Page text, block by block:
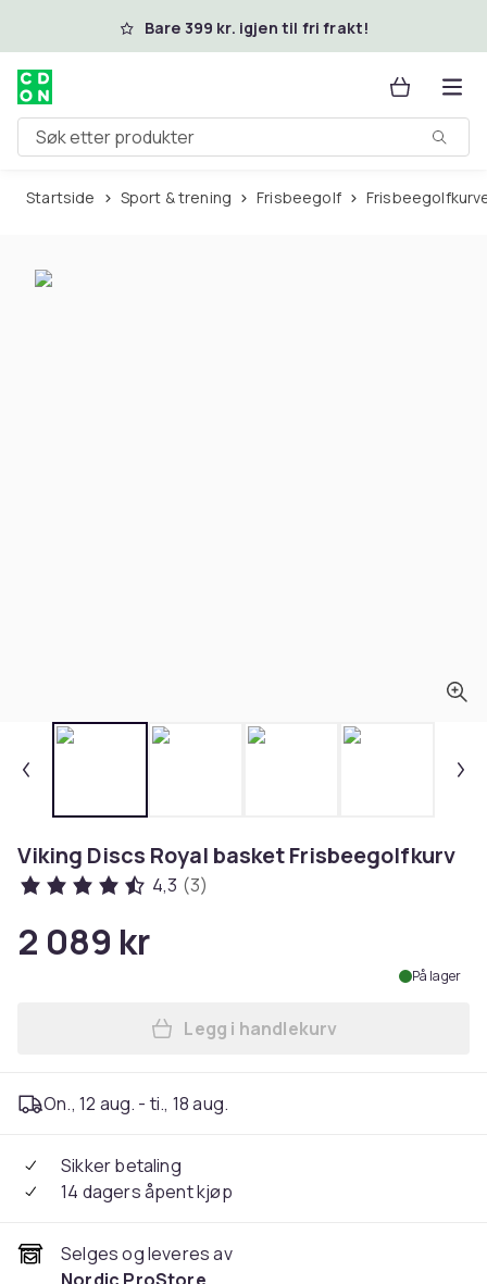
Hopp til hovedinnholdBare 399 kr. igjen til fri frakt!
Søk etter produkter
Startside Sport & trening Frisbeegolf
Viking Discs Royal basket Frisbeegolfkurv
4,3 (3)
2 089 kr
På lager
Legg Viking Discs Royal
Legg i handlekurv
On., 12 aug. - ti., 18 aug.
Sikker betaling
14 dagers åpent kjøp
Selges og leveres av